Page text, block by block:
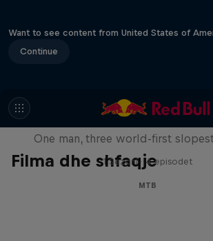
Want to see content from United States of
Continue
Filma dhe shfaqje
Jones
One man, three world-first
1 Sezoni · 4 episodet
MTB